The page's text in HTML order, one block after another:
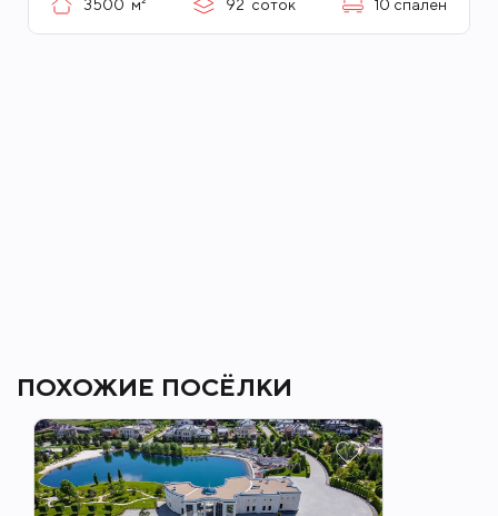
3500 м² 92 соток 10 спален
ПОХОЖИЕ ПОСЁЛКИ